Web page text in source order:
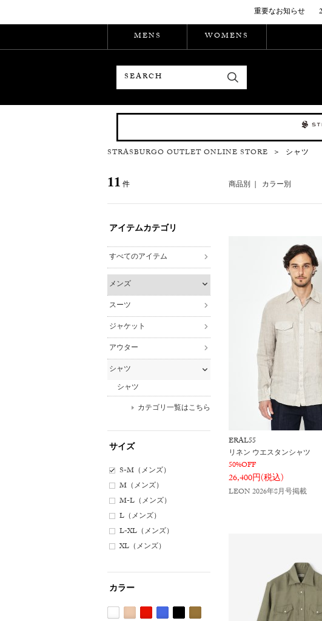
重要なお知らせ
MENS
WOMENS
STRASBURGO OUTLET ONLINE STORE ＞ シャツ
11 件 商品別 | カラー別
アイテムカテゴリ
すべてのアイテム
メンズ
スーツ
ジャケット
アウター
シャツ
シャツ
カテゴリ一覧はこちら
サイズ
S-M（メンズ）
M（メンズ）
M-L（メンズ）
L（メンズ）
L-XL（メンズ）
XL（メンズ）
カラー
ERAL55
リネン ウエスタンシャツ
50%OFF
26,400円(税込)
LEON 2026年8月号掲載